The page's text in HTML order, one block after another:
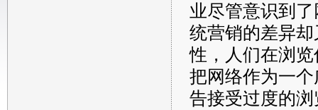
业尽管意识到
统营销的差异
性，人们在浏
把网络作为一
告接受过度的